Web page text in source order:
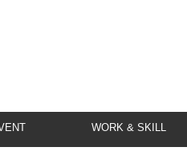
WORK & SKILL